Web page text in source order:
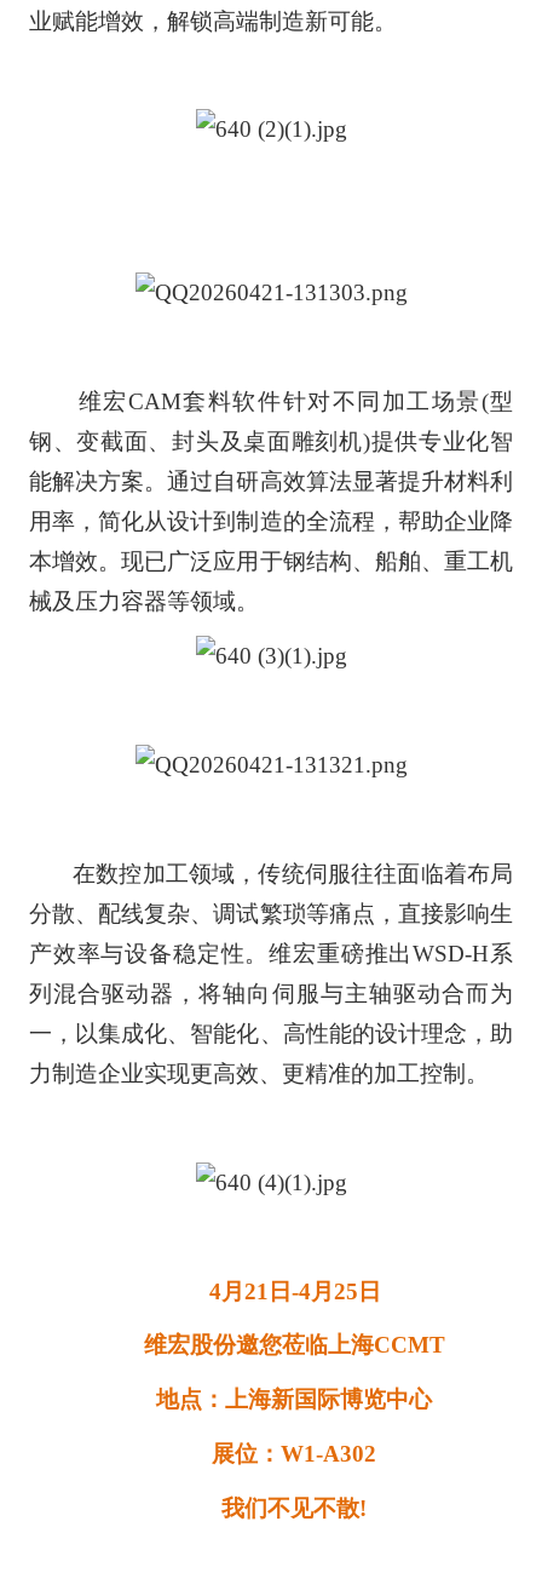
业赋能增效，解锁高端制造新可能。
维宏CAM套料软件针对不同加工场景(型
钢、变截面、封头及桌面雕刻机)提供专业化智
能解决方案。通过自研高效算法显著提升材料利
用率，简化从设计到制造的全流程，帮助企业降
本增效。现已广泛应用于钢结构、船舶、重工机
械及压力容器等领域。
在数控加工领域，传统伺服往往面临着布局
分散、配线复杂、调试繁琐等痛点，直接影响生
产效率与设备稳定性。维宏重磅推出WSD-H系
列混合驱动器，将轴向伺服与主轴驱动合而为
一，以集成化、智能化、高性能的设计理念，助
力制造企业实现更高效、更精准的加工控制。
4月21日-4月25日
维宏股份邀您莅临上海CCMT
地点：上海新国际博览中心
展位：W1-A302
我们不见不散!